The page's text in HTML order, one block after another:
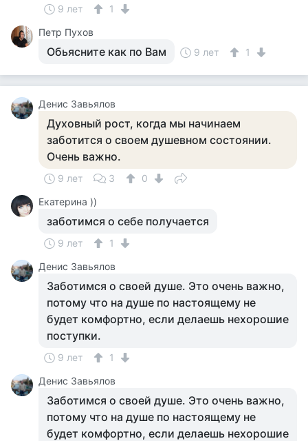
9 лет
1
Петр Пухов
Обьясните как по Вам 9 лет 1
Денис Завьялов
Духовный рост, когда мы начинаем
заботится о своем душевном состоянии.
Очень важно.
9 лет 3
0
Екатерина ))
заботимся о себе получается
9 лет
1
Денис Завьялов
Заботимся о своей душе. Это очень важно,
потому что на душе по настоящему не
будет комфортно, если делаешь нехорошие
поступки.
9 лет
1
Денис Завьялов
Заботимся о своей душе. Это очень важно,
потому что на душе по настоящему не
будет комфортно, если делаешь нехорошие